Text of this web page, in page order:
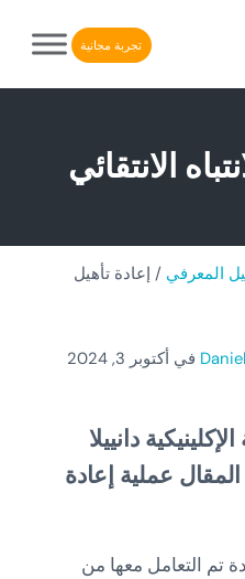
تجربة مجانية
الانتقائي
المعرفي / إعادة تأهيل
في أكتوبر 3, 2024
دانييلا
عملية إعادة
تم التعامل معها من